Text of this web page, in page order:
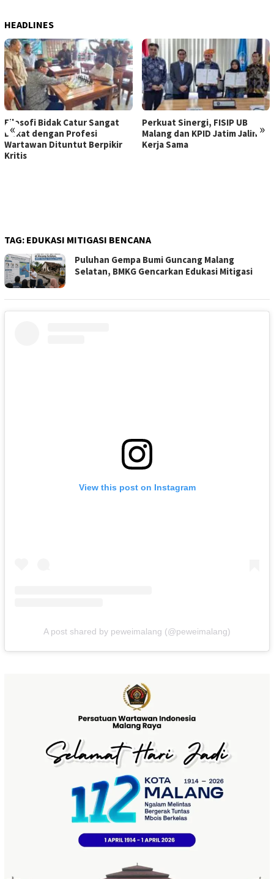
HEADLINES
« »
Filosofi Bidak Catur Sangat
Dekat dengan Profesi
Wartawan Dituntut Berpikir
Kritis
Perkuat Sinergi, FISIP UB
Malang dan KPID Jatim Jalin
Kerja Sama
TAG: EDUKASI MITIGASI BENCANA
Puluhan Gempa Bumi Guncang Malang
Selatan, BMKG Gencarkan Edukasi Mitigasi
View this post on Instagram
A post shared by peweimalang (@peweimalang)